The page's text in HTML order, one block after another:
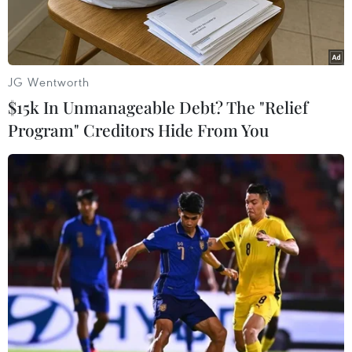
Trên đường Giải Phóng, mặc dù có rào chắn cẩn thận nhưng
khi tàu chuẩn bị chạy qua, nhiều người dân vẫn bất chấp tính
mạng vượt qua. (Ảnh: Minh Sơn/Vietnam+)
Liên tiếp trong thời gian vừa qua xảy ra nhiều
JG Wentworth
$15k In Unmanageable Debt? The "Relief
Program" Creditors Hide From You